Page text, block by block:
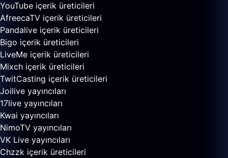
YouTube içerik üreticileri
AfreecaTV içerik üreticileri
Pandalive içerik üreticileri
Bigo içerik üreticileri
LiveMe içerik üreticileri
Mixch içerik üreticileri
TwitCasting içerik üreticileri
Joilive yayıncıları
17live yayıncıları
Kwai yayıncıları
NimoTV yayıncıları
VK Live yayıncıları
Chzzk içerik üreticileri